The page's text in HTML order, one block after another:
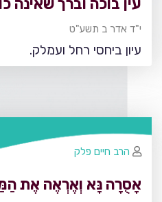
עין בוכה וברך שאינה
י"ד אדר ב תשע"ט
עיון ביחסי רחל ועמלק.
אָסֻרָה נָּא וְאֶרְאֶה אֶת
הרב חיים פלק